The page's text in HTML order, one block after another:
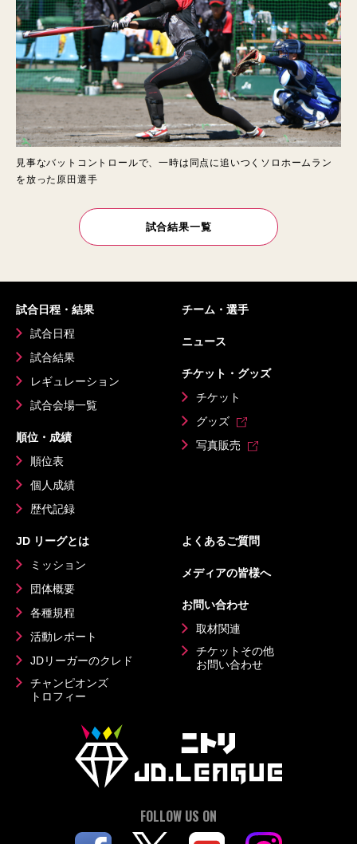
見事なバットコントロールで、一時は同点に追いつくソロホームラン
を放った原田選手
試合結果一覧
試合日程・結果
試合日程
試合結果
レギュレーション
試合会場一覧
順位・成績
順位表
個人成績
歴代記録
チーム・選手
ニュース
チケット・グッズ
チケット
グッズ
写真販売
JD リーグとは
ミッション
団体概要
各種規程
活動レポート
JDリーガーのクレド
チャンピオンズ
トロフィー
よくあるご質問
メディアの皆様へ
お問い合わせ
取材関連
チケットその他
お問い合わせ
FOLLOW US ON